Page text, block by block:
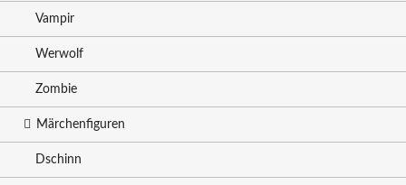
Vampir
Werwolf
Zombie
Märchenfiguren
Dschinn